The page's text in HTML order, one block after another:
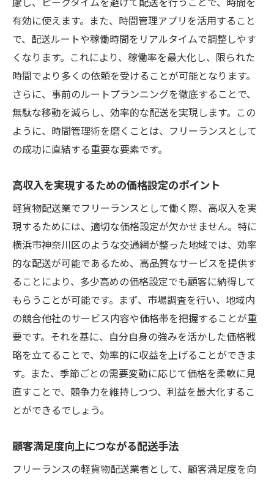
有効に使えます。また、時間管理アプリを活用すること
で、配送ルートや稼働時間をリアルタイムで調整しやす
くなります。これにより、稼働率を最大化し、限られた
時間でより多くの依頼を受けることが可能となります。
さらに、事前のルートプランニングを徹底することで、
無駄な移動を減らし、効率的な配送を実現します。この
ように、時間管理術を磨くことは、フリーランスとして
の成功に直結する重要な要素です。
高収入を実現するための価格設定のポイント
軽貨物配送業でフリーランスとして働く際、高収入を実
現するためには、適切な価格設定が欠かせません。特に
横浜市神奈川区のような交通網が整った地域では、効率
的な配送が可能であるため、高品質なサービスを提供す
ることにより、多少高めの価格設定でも顧客に納得して
もらうことが可能です。まず、市場調査を行い、地域内
の競合他社のサービス内容や価格帯を把握することが重
要です。それを基に、自分自身の強みを活かした価格戦
略を立てることで、効率的に収益を上げることができま
す。また、季節ごとの需要変動に応じて価格を柔軟に見
直すことで、競争力を維持しつつ、利益を最大化するこ
とができるでしょう。
顧客満足度向上につながる配送手法
フリーランスの軽貨物配送業者として、顧客満足度を向